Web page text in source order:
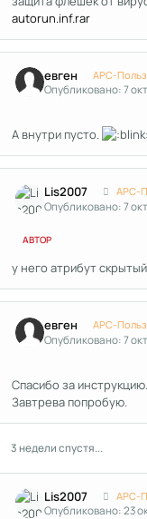
autorun.inf.rar
евген APC-
Опубликовано:7
А внутри пусто.
Lis2007 APC-
Опубликовано:7
АВТОР
у него атрибут
евген APC-
Опубликовано:7
Спасибо за инструкцию.
Завтрева попробую.
3 недели спустя...
Lis2007 APC-
Опубликовано:23